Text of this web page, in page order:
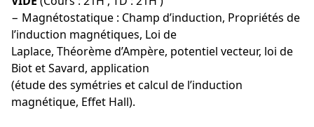
− Magnétostatique : Champ d’induction, Propriétés de
l’induction magnétiques, Loi de
Laplace, Théorème d’Ampère, potentiel vecteur, loi de
Biot et Savard, application
(étude des symétries et calcul de l’induction
magnétique, Effet Hall).